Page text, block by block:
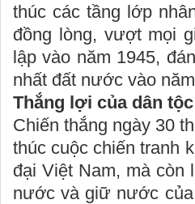
thúc các tầng lớp
đồng lòng, vượt mọi
lập vào năm 1945,
nhất đất nước vào
Thắng lợi của dân
Chiến thắng ngày 30
thúc cuộc chiến tranh
đại Việt Nam, mà còn
nước và giữ nước